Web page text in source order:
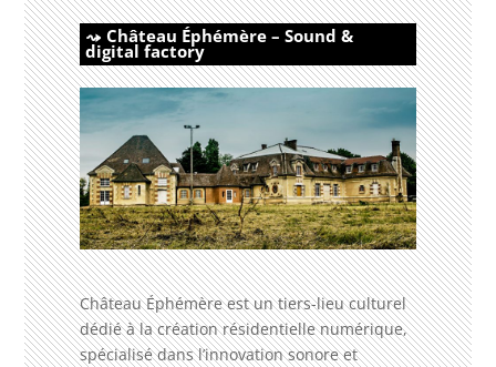
Château Éphémère –Sound &
digital factory
Château Éphémère est un tiers-lieu culturel
dédié à la création résidentielle numérique,
spécialisé dans l’innovation sonore et